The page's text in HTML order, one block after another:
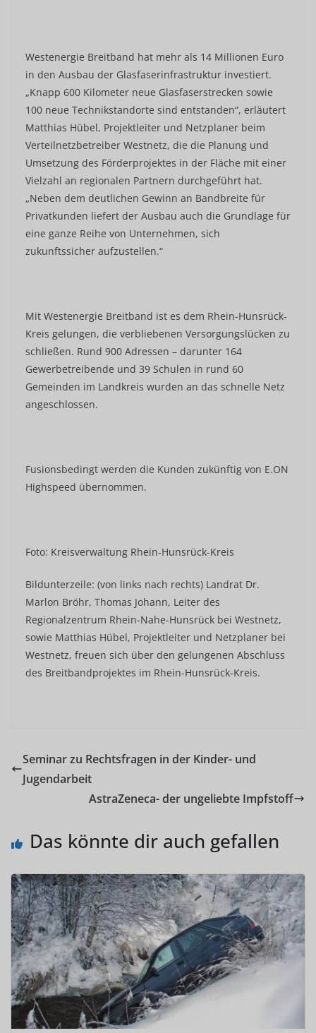
Westenergie Breitband hat mehr als 14 Millionen Euro
in den Ausbau der Glasfaserinfrastruktur investiert.
„Knapp 600 Kilometer neue Glasfaserstrecken sowie
100 neue Technikstandorte sind entstanden“, erläutert
Matthias Hübel, Projektleiter und Netzplaner beim
Verteilnetzbetreiber Westnetz, die die Planung und
Umsetzung des Förderprojektes in der Fläche mit einer
Vielzahl an regionalen Partnern durchgeführt hat.
„Neben dem deutlichen Gewinn an Bandbreite für
Privatkunden liefert der Ausbau auch die Grundlage für
eine ganze Reihe von Unternehmen, sich
zukunftssicher aufzustellen.“
Mit Westenergie Breitband ist es dem Rhein-Hunsrück-
Kreis gelungen, die verbliebenen Versorgungslücken zu
schließen. Rund 900 Adressen – darunter 164
Gewerbetreibende und 39 Schulen in rund 60
Gemeinden im Landkreis wurden an das schnelle Netz
angeschlossen.
Fusionsbedingt werden die Kunden zukünftig von E.ON
Highspeed übernommen.
Foto: Kreisverwaltung Rhein-Hunsrück-Kreis
Bildunterzeile: (von links nach rechts) Landrat Dr.
Marlon Bröhr, Thomas Johann, Leiter des
Regionalzentrum Rhein-Nahe-Hunsrück bei Westnetz,
sowie Matthias Hübel, Projektleiter und Netzplaner bei
Westnetz, freuen sich über den gelungenen Abschluss
des Breitbandprojektes im Rhein-Hunsrück-Kreis.
Seminar zu Rechtsfragen in der Kinder- und
Jugendarbeit
AstraZeneca- der ungeliebte Impfstoff
Das könnte dir auch gefallen